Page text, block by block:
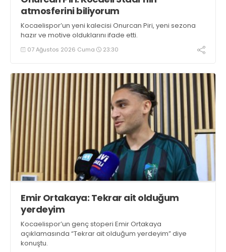
atmosferini biliyorum
Kocaelispor’un yeni kalecisi Onurcan Piri, yeni sezona
hazır ve motive olduklarını ifade etti.
07 Ağustos 2026 Cuma 23:30
Emir Ortakaya: Tekrar ait olduğum
yerdeyim
Kocaelispor’un genç stoperi Emir Ortakaya
açıklamasında “Tekrar ait olduğum yerdeyim” diye
konuştu.